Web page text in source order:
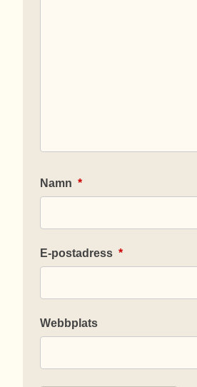
Namn *
E-postadress *
Webbplats